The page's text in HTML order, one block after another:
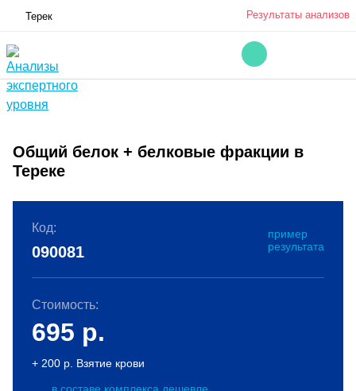
Терек Результаты анализов
Общий белок + белковые фракции в
Тереке
Код:
пример
результата
090081
Стоимость:
695 р.
+ 200 р. Взятие крови